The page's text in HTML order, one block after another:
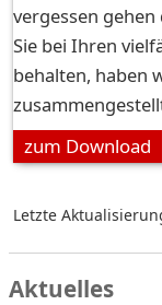
vergessen
Sie bei Ihren
behalten, haben
zum Download
Letzte
Aktuelles